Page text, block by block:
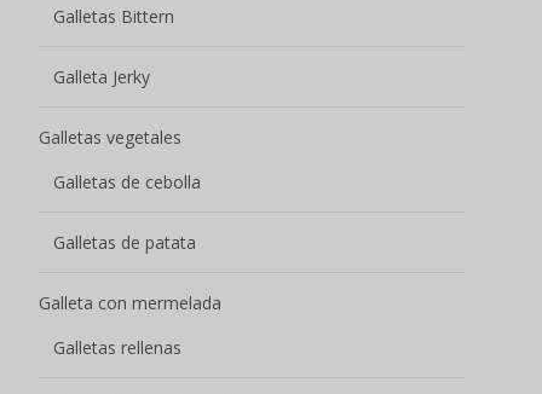
Galletas Bittern
Galleta Jerky
Galletas vegetales
Galletas de cebolla
Galletas de patata
Galleta con mermelada
Galletas rellenas